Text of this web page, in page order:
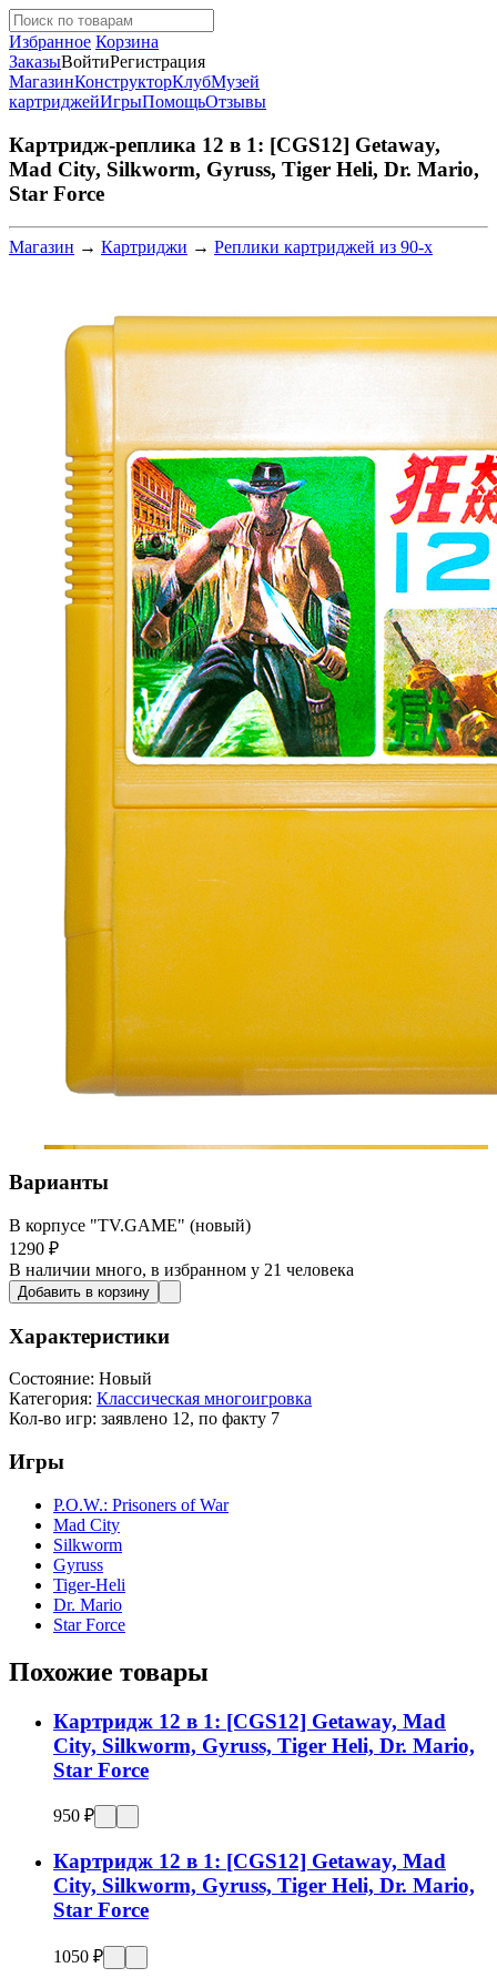
Избранное Корзина
ЗаказыВойтиРегистрация
МагазинКонструкторКлубМузей
картриджейИгрыПомощьОтзывы
Картридж-реплика 12 в 1: [CGS12] Getaway,
Mad City, Silkworm, Gyruss, Tiger Heli, Dr. Mario,
Star Force
Магазин → Картриджи → Реплики картриджей из 90-х
Варианты
В корпусе "TV.GAME" (новый)
1290 ₽
В наличии много, в избранном у 21 человека
Добавить в корзину
Характеристики
Состояние: Новый
Категория: Классическая многоигровка
Кол-во игр: заявлено 12, по факту 7
Игры
P.O.W.: Prisoners of War
Mad City
Silkworm
Gyruss
Tiger-Heli
Dr. Mario
Star Force
Похожие товары
Картридж 12 в 1: [CGS12] Getaway, Mad
City, Silkworm, Gyruss, Tiger Heli, Dr. Mario,
Star Force
950 ₽
Картридж 12 в 1: [CGS12] Getaway, Mad
City, Silkworm, Gyruss, Tiger Heli, Dr. Mario,
Star Force
1050 ₽